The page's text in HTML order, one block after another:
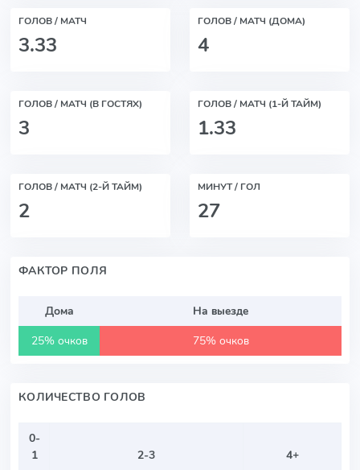
ГОЛОВ / МАТЧ
3.33
ГОЛОВ / МАТЧ (ДОМА)
4
ГОЛОВ / МАТЧ (В ГОСТЯХ)
3
ГОЛОВ / МАТЧ (1-Й ТАЙМ)
1.33
ГОЛОВ / МАТЧ (2-Й ТАЙМ)
2
МИНУТ / ГОЛ
27
ФАКТОР ПОЛЯ
Дома
На выезде
25% очков
75% очков
КОЛИЧЕСТВО ГОЛОВ
0-
1
2-3
4+